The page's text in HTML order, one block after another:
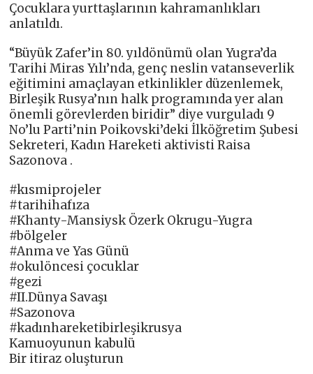
Çocuklara yurttaşlarının kahramanlıkları
anlatıldı.
“Büyük Zafer’in 80. yıldönümü olan Yugra’da
Tarihi Miras Yılı’nda, genç neslin vatanseverlik
eğitimini amaçlayan etkinlikler düzenlemek,
Birleşik Rusya’nın halk programında yer alan
önemli görevlerden biridir” diye vurguladı 9
No’lu Parti’nin Poikovski’deki İlköğretim Şubesi
Sekreteri, Kadın Hareketi aktivisti Raisa
Sazonova .
#kısmiprojeler
#tarihihafıza
#Khanty-Mansiysk Özerk Okrugu-Yugra
#bölgeler
#Anma ve Yas Günü
#okulöncesi çocuklar
#gezi
#II.Dünya Savaşı
#Sazonova
#kadınhareketibirleşikrusya
Kamuoyunun kabulü
Bir itiraz oluşturun